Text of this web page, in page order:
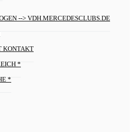
--> VDH.MERCEDESCLUBS.DE
KONTAKT
*
*